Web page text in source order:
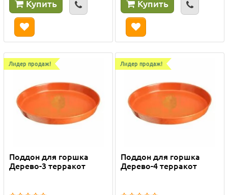
Купить Купить
Лидер продаж!
Поддон для горшка
Дерево-3 терракот
Лидер продаж!
Поддон для горшка
Дерево-4 терракот